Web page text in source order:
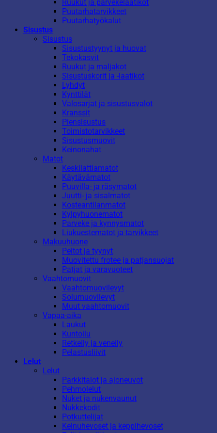
Ruukut ja parvekelaatikot
Puutarhatarvikkeet
Puutarhatyökalut
Sisustus
Sisustus
Sisustustyynyt ja huovat
Tekokasvit
Ruukut ja maljakot
Sisustuskorit ja -laatikot
Lyhdyt
Kynttilät
Valosarjat ja sisustusvalot
Kranssit
Piensisustus
Toimistotarvikkeet
Sisustusmuovit
Keinonahat
Matot
Keskilattiamatot
Käytävämatot
Puuvilla- ja räsymatot
Juutti- ja sisalmatot
Kosteantilanmatot
Kylpyhuonematot
Parveke ja kynnysmatot
Liukuestematot ja tarvikkeet
Makuuhuone
Peitot ja tyynyt
Muovitettu frotee ja patjansuojat
Patjat ja varavuoteet
Vaahtomuovit
Vaahtomuovilevyt
Solumuovilevyt
Muut vaahtomuovit
Vapaa-aika
Laukut
Kuntoilu
Retkeily ja veneily
Pelastusliivit
Lelut
Lelut
Parkkitalot ja ajoneuvot
Pehmolelut
Nuket ja nukenvaunut
Nukkekodit
Potkuttelijat
Keinuhevoset ja keppihevoset